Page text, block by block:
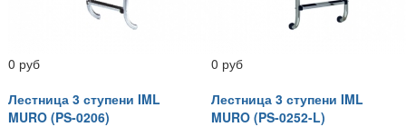
0 руб
0 руб
Лестница 3 ступени IML
MURO (PS-0206)
Лестница 3 ступени IML
MURO (PS-0252-L)